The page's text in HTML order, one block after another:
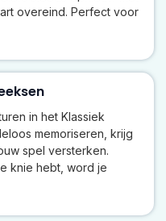
overeind. Perfect voor
in het Klassiek
memoriseren, krijg
spel versterken.
knie hebt, word je